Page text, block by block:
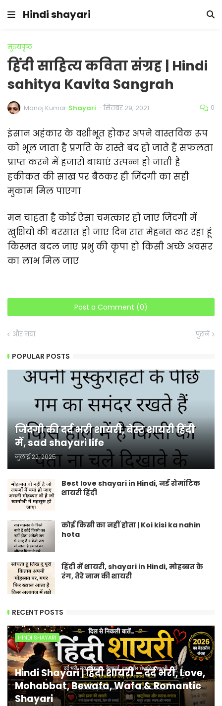
Hindi shayari
मुख्यपृष्ठ
हिंदी साहित्य कविता संग्रह | Hindi
sahitya Kavita Sangrah
Manoj Kumar Shayari - सितंबर 29, 2021 0
इंसान अहंकार के वशीभूत होकर अपने वास्तविक रूप
को भूल जाता है प्रगति के रास्ते बंद हो जाते हैं सफलता
प्राप्त करने में हजारों बाधाएं उत्पन्न हो जाती है
हकीकत की साख पर बैठकर ही जिंदगी का सही
मुकाम मिल पाएगा
मन चाहता है कोई ऐसा चमत्कार हो जाए जिंदगी में
खुशियों की बरसात हो जाए दिन रात मेहनत कर रहा हूं
किस्मत बदल जाए प्रभु की कृपा हो किसी अच्छे अवसर
का लाभ मिल जाए
Post a Comment (0)
और नया पुराने
POPULAR POSTS
जिंदगी की दर्द भरी शायरी, बेस्ट शायरी हिंदी
में, sad shayari life
जुलाई 22, 2025
Best love shayari in Hindi, नई रोमांटिक
शायरी हिंदी
कोई किसी का नहीं होता | Koi kisi ka nahin
hota
हिंदी में शायरी, shayari in Hindi, मोहब्बत के
रंग, तेरे नाम की शायरी
RECENT POSTS
HINDI SHAYARI
Hindi Shayari | हिंदी शायरी – दर्द भरी, Love,
Mohabbat, Bewafa, Wafa & Romantic
Shayari